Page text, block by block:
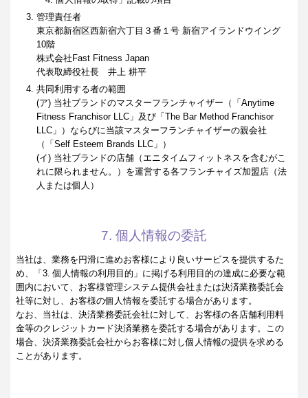
管理責任者
東京都新宿区西新宿六丁目３番１号 新宿アイランドウイング
10階
株式会社Fast Fitness Japan
代表取締役社長 井上 耕平
共同利用する者の範囲
(ア) 当社ブランドのマスターフランチャイザー（「Anytime
Fitness Franchisor LLC」及び「The Bar Method Franchisor
LLC」）ならびに当該マスターフランチャイザーの親会社
（「Self Esteem Brands LLC」）
(イ) 当社ブランドの店舗（エニタイムフィットネスを含むがこ
れに限られません。）を運営する各フランチャイズ加盟店（法
人または個人）
7. 個人情報の委託
当社は、業務を円滑に進めお客様により良いサービスを提供するた
め、「3. 個人情報の利用目的」に掲げる利用目的の達成に必要な範
囲内において、お客様管理システム提供会社または決済業務委託会
社等に対し、お客様の個人情報を委託する場合があります。
なお、当社は、決済業務委託会社に対して、お客様の各店舗利用料
金等のクレジットカード決済業務を委託する場合があります。この
場合、決済業務委託会社からお客様に対し個人情報の提供を求める
ことがあります。